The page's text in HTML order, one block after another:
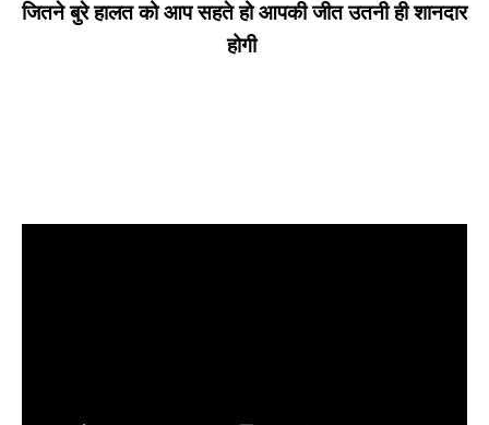
जितने बुरे हालत को आप सहते हो आपकी जीत उतनी ही शानदार
होगी